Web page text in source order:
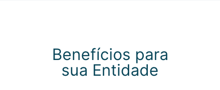
Benefícios para
sua Entidade